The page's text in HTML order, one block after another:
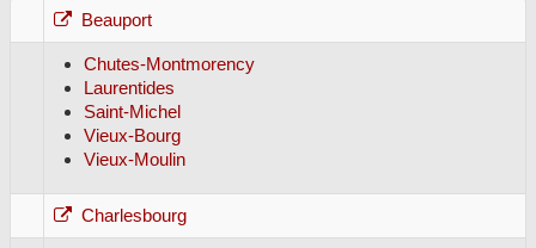
Beauport
Chutes-Montmorency
Laurentides
Saint-Michel
Vieux-Bourg
Vieux-Moulin
Charlesbourg